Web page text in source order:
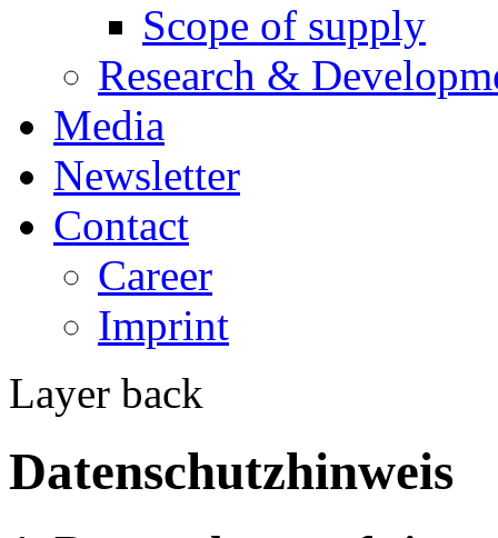
Scope of supply
Research &
Media
Newsletter
Contact
Career
Imprint
Layer back
Datenschutzhinweis